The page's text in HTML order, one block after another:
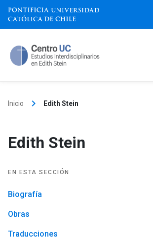
Skip
content
Inicio keyboard_arrow_right Edith Stein
Edith Stein
EN ESTA SECCIÓN
Biografía
Obras
Traducciones